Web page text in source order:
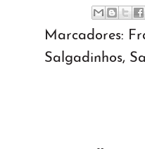
Marcadores:
Salgadinhos,